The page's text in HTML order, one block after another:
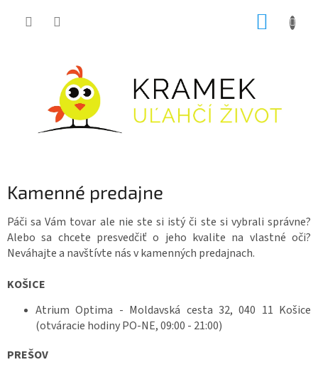
Kamenné predajne
Páči sa Vám tovar ale nie ste si istý či ste si vybrali správne?
Alebo sa chcete presvedčiť o jeho kvalite na vlastné oči?
Neváhajte a navštívte nás v kamenných predajnach.
KOŠICE
Atrium Optima - Moldavská cesta 32, 040 11 Košice
(otváracie hodiny PO-NE, 09:00 - 21:00)
PREŠOV